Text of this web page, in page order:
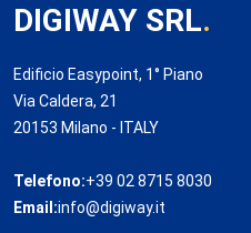
DIGIWAY SRL.
Edificio Easypoint, 1° Piano
Via Caldera, 21
20153 Milano - ITALY
Telefono:+39 02 8715 8030
Email:info@digiway.it